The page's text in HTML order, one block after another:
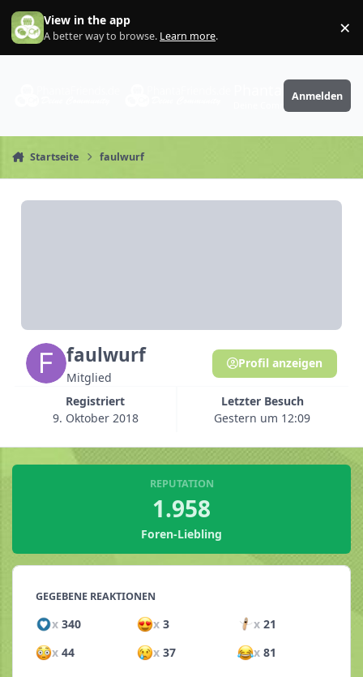
Zum Inhalt springen
View in the app
A better way to browse. Learn more. ×
PhantaFriends.de
Anmelden
Startseite faulwurf
faulwurf
Mitglied
Registriert
9. Oktober 2018
Letzter Besuch
Gestern um 12:09
Profil anzeigen
REPUTATION
1.958
Foren-Liebling
GEGEBENE REAKTIONEN
x 340 x3 x 21
x 44 x37 x 81